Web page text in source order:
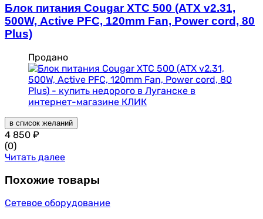
Блок питания Cougar XTC 500 (ATX v2.31,
500W, Active PFC, 120mm Fan, Power cord, 80
Plus)
Продано
в список желаний
4 850 ₽
(0)
Читать далее
Похожие товары
Сетевое оборудование